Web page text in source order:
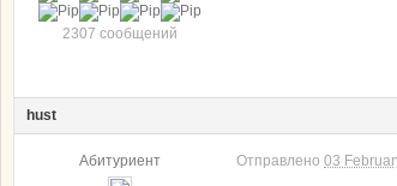
2307 сообщений
hust
Абитуриент Отправлено 03